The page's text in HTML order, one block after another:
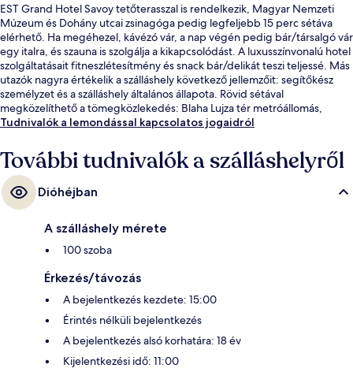
EST Grand Hotel Savoy tetőterasszal is rendelkezik, Magyar Nemzeti
Múzeum és Dohány utcai zsinagóga pedig legfeljebb 15 perc sétáva
elérhető. Ha megéhezel, kávézó vár, a nap végén pedig bár/társalgó vár
egy italra, és szauna is szolgálja a kikapcsolódást. A luxusszínvonalú hotel
szolgáltatásait fitneszlétesítmény és snack bár/delikát teszi teljessé. Más
utazók nagyra értékelik a szálláshely következő jellemzőit: segítőkész
személyzet és a szálláshely általános állapota. Rövid sétával
megközelíthető a tömegközlekedés: Blaha Lujza tér metróállomás,
villamosmegálló 2 perc, Blaha Lujza tér metrómegálló pedig 3 perc séta.
Tudnivalók a lemondással kapcsolatos jogaidról
További tudnivalók a szálláshelyről
Dióhéjban
A szálláshely mérete
100 szoba
Érkezés/távozás
A bejelentkezés kezdete: 15:00
Érintés nélküli bejelentkezés
A bejelentkezés alsó korhatára: 18 év
Kijelentkezési idő: 11:00